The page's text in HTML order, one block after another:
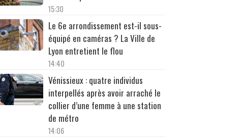
15:30
Le 6e arrondissement est-il sous-
équipé en caméras ? La Ville de
Lyon entretient le flou
14:40
Vénissieux : quatre individus
interpellés après avoir arraché le
collier d’une femme à une station
de métro
14:06